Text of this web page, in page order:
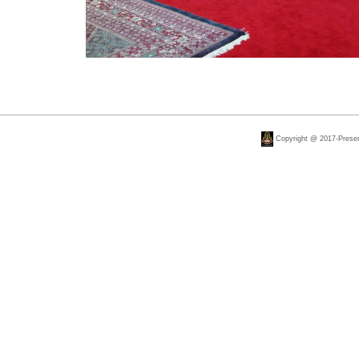
Copyright @ 2017-